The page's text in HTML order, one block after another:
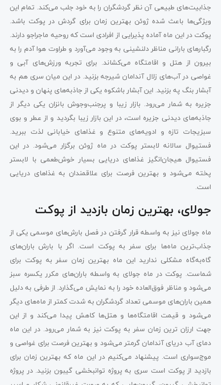
جذابیت‌های طبیعی آن نظر گردشگران را به خود جلب می‌کند. تمام این
ویژگی‌ها باعث شده ژوئن بهترین زمان برای گردش در پوکت باشد.
پوکت در این ماه آماده پذیرایی از افرادی است که روحیه ماجراجو دارند.
رگبارهای بارانی مناظر دلنشینی به وجود می‌آورد و طراوت هوا آدم را به
بیرون از هتل و اقامتگاه می‌کشاند. برای تجربه‌ ورزش‌های آبی و
غواصی در آب‌های زلال آندامان شیرجه بزنید. در این میان سری هم به
آبشار بنگ په بزنید. این آبشار باشکوه یکی از جاذبه‌های پنهان و دیدنی
جزیره به شمار می‌رود. بازار زیبا و پرجنب‌وجوش بانزان یکی دیگر از
جاذبه‌های دیدنی جزیره است، در این بازار زیبا بگردید و از عطر و بوی
سبزیجات تازه و ادویه‌های متنوع و غذاهای خیابانی لذت ببرید.
فستیوال سالانه لابستر پوکت در ماه ژوئن برگزار می‌شود. در این
فستیوال هیجان‌انگیز غذاهای دریایی بسیار خوش‌طعمی با لابستر
پخته می‌شود و بهترین فرصت برای علاقمندان به غذاهای دریایی
است.
جولای، بهترین زمان بازدید از پوکت
ماه جولای نیز به واسطه قرار گرفتن در فصل بارش‌های موسمی یکی از
جذاب‌ترین ماه‌ها برای سفر به پوکت است. اگر با بارش باران‌های
گاه‌به‌گاه مشکلی ندارید این ماه بهترین زمان سفر به پوکت برای
شماست. پوکت در ماه جولای به واسطه باران‌های مکرر یکسره سبز
می‌شود و مناظر فوق‌العاده خود را به نمایش می‌گذارد. از طرفی به دلیل
همین باران‌های موسمی تعداد گردشگران به شدت کمتر از ماه‌های دیگر
می‌شود و قیمت اقامتگاه‌ها و هتل‌ها کاهش پیدا می‌کند و از این
جهت ارزان ترین زمان سفر به پوکت نیز به شمار می‌رود. در این ماه
دمای آب دریای آندامان گرمتر می‌شود و بهترین فرصت برای غواصی و
موج‌سواری است. پیشنهاد می‌کنیم در این ماه که بهترین زمان برای
بازدید از پوکت است سری به پروژه توانبخشی گیبون بزنید. در پروژه